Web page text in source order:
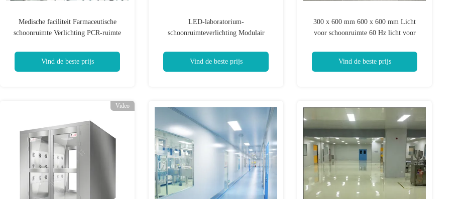
Medische faciliteit Farmaceutische
schoonruimte Verlichting PCR-ruimte
Vind de beste prijs
LED-laboratorium-
schoonruimteverlichting Modulair
Vind de beste prijs
300 x 600 mm 600 x 600 mm Licht
voor schoonruimte 60 Hz licht voor
Vind de beste prijs
Video